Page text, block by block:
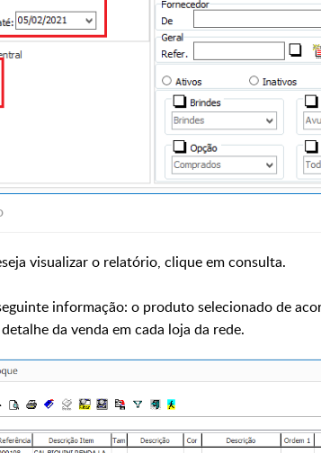
visualizar o relatório, clique em consulta.
informação: o produto selecionado de
da venda em cada loja da rede.